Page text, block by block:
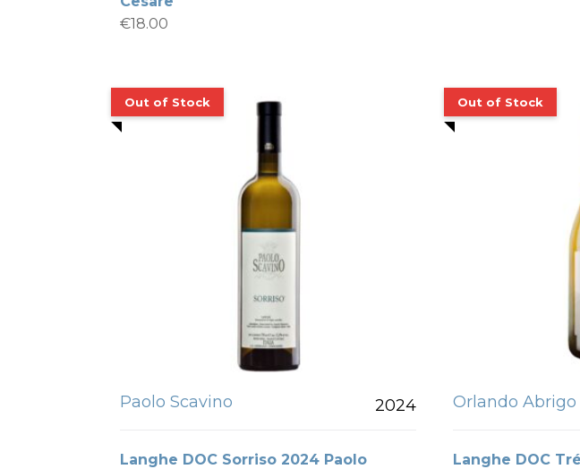
€18.00
Paolo Scavino 2024
Langhe DOC Sorriso 2024 Paolo
Orlando Abrigo
Langhe DOC